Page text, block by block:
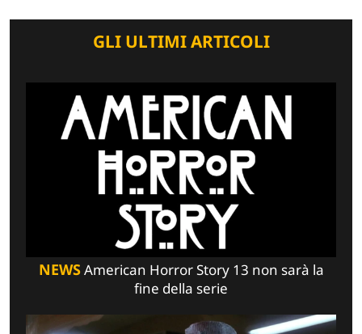
GLI ULTIMI ARTICOLI
NEWSAmerican Horror Story 13 non sarà la
fine della serie